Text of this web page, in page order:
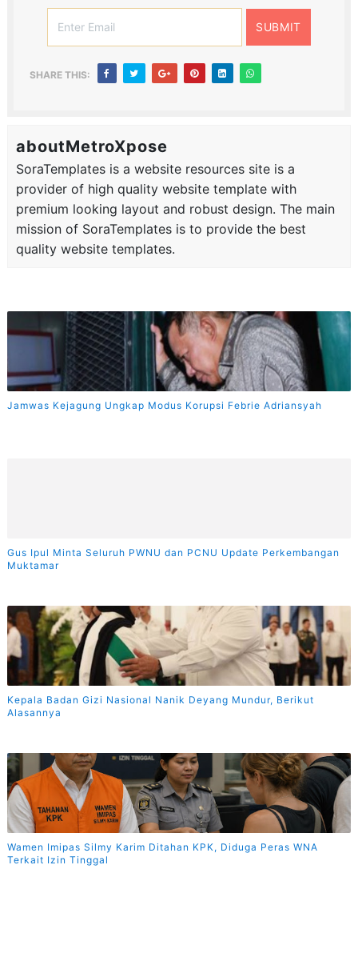
SHARE THIS:
aboutMetroXpose
SoraTemplates is a website resources site is a
provider of high quality website template with
premium looking layout and robust design. The main
mission of SoraTemplates is to provide the best
quality website templates.
Jamwas Kejagung Ungkap Modus Korupsi Febrie Adriansyah
Gus Ipul Minta Seluruh PWNU dan PCNU Update Perkembangan
Muktamar
Kepala Badan Gizi Nasional Nanik Deyang Mundur, Berikut
Alasannya
Wamen Imipas Silmy Karim Ditahan KPK, Diduga Peras WNA
Terkait Izin Tinggal